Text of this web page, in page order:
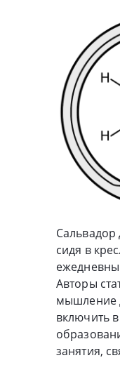
сидя в
Авторы
мышление
включить
занятия,